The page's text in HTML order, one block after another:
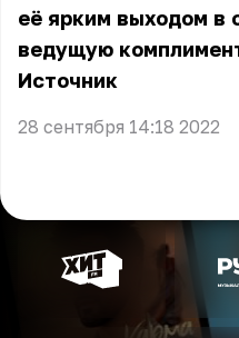
её ярким выходом в
ведущую
Источник
28 сентября 14:18 2022